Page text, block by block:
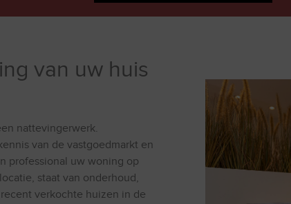
van uw huis
nattevingerwerk.
van de vastgoedmarkt en
professional uw woning op
staat van onderhoud,
verkochte huizen in de